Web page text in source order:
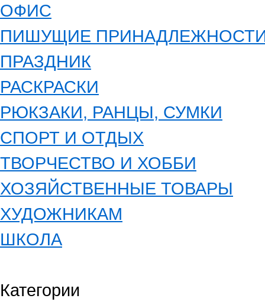
ОФИС
ПИШУЩИЕ
ПРАЗДНИК
РАСКРАСКИ
РЮКЗАКИ, РАНЦЫ, СУМКИ
СПОРТ И ОТДЫХ
ТВОРЧЕСТВО И ХОББИ
ХОЗЯЙСТВЕННЫЕ ТОВАРЫ
ХУДОЖНИКАМ
ШКОЛА
Категории